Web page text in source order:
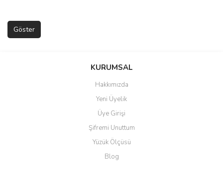
KURUMSAL
Hakkımızda
Yeni Üyelik
Üye Girişi
Şifremi Unuttum
Yüzük Ölçüsü
Blog